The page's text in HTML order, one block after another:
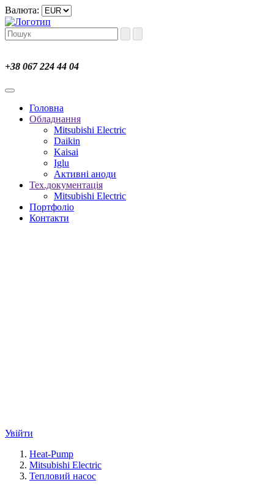
Валюта:
+38 067 224 44 04
Головна
Обладнання
Mitsubishi Electric
Daikin
Kaisai
Iglu
Активні аноди
Тех.документація
Mitsubishi Electric
Портфоліо
Контакти
Увійти
Heat-Pump
Mitsubishi Electric
Тепловий насос